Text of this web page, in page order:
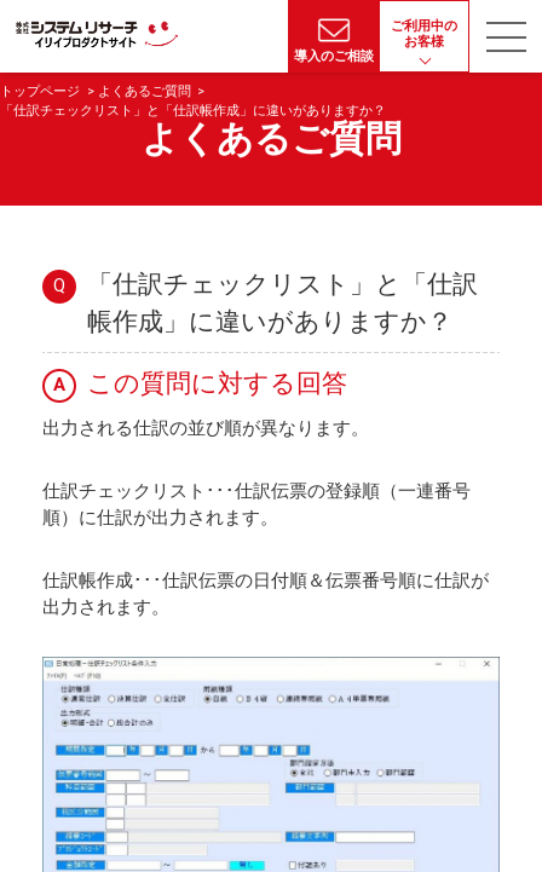
導入のご相談
ご利用中の
お客様
トップページ
よくあるご質問
「仕訳チェックリスト」と「仕訳帳作成」に違いがありますか？
よくあるご質問
Q
「仕訳チェックリスト」と「仕訳
帳作成」に違いがありますか？
A この質問に対する回答
出力される仕訳の並び順が異なります。
仕訳チェックリスト･･･仕訳伝票の登録順（一連番号
順）に仕訳が出力されます。
仕訳帳作成･･･仕訳伝票の日付順＆伝票番号順に仕訳が
出力されます。